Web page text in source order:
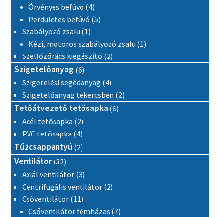
Örvényes befúvó 44 termék
Perdületes befúvó 55 termék
Szabályozó zsalu 11 termék
Kézi, motoros szabályozó zsalu 11 termék
Szellőzőrács kiegészítő 22 termék
Szigetelőanyag 66 termék
Szigetelési segédanyag 44 termék
Szigetelőanyag tekercsben 22 termék
Tetőátvezető tetősapka 66 termék
Acél tetősapka 22 termék
PVC tetősapka 44 termék
Tűzcsappantyú 22 termék
Ventilátor 3232 termék
Axiál ventilátor 33 termék
Centrifugális ventilátor 22 termék
Csőventilátor 1111 termék
Csőventilátor fémházas 77 termék